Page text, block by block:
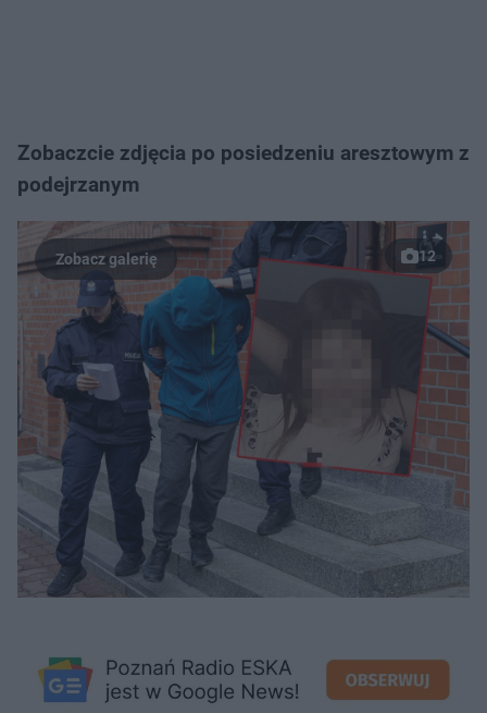
Zobaczcie zdjęcia po posiedzeniu aresztowym z
podejrzanym
12